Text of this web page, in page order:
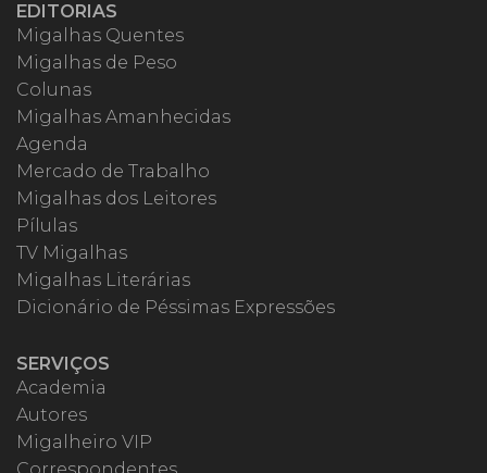
EDITORIAS
Migalhas Quentes
Migalhas de Peso
Colunas
Migalhas Amanhecidas
Agenda
Mercado de Trabalho
Migalhas dos Leitores
Pílulas
TV Migalhas
Migalhas Literárias
Dicionário de Péssimas Expressões
SERVIÇOS
Academia
Autores
Migalheiro VIP